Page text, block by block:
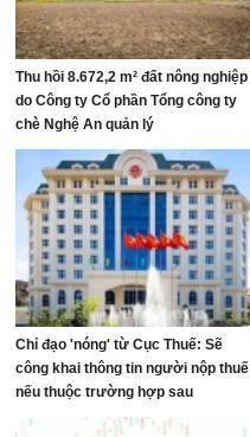
Thu hồi 8.672,2 m² đất nông nghiệp
do Công ty Cổ phần Tổng công ty
chè Nghệ An quản lý
Chỉ đạo 'nóng' từ Cục Thuế: Sẽ
công khai thông tin người nộp thuế
nếu thuộc trường hợp sau